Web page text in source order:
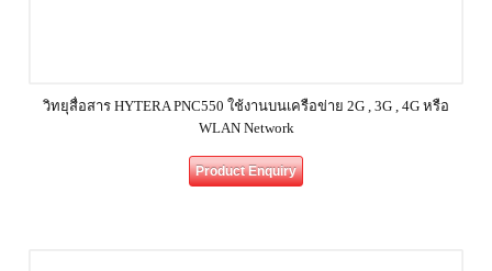
วิทยุสื่อสาร HYTERA PNC550 ใช้งานบนเครือข่าย 2G , 3G , 4G หรือ
WLAN Network
Product Enquiry